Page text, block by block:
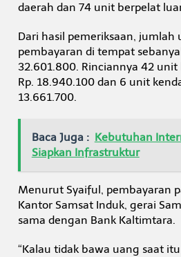
daerah dan 74 unit berpelat
Dari hasil pemeriksaan,
pembayaran di tempat
32.601.800. Rinciannya 42
Rp. 18.940.100 dan 6 unit
13.661.700.
Baca Juga : Kebutuhan
Siapkan Infrastruktur
Menurut Syaiful, pembayaran
Kantor Samsat Induk, gerai
sama dengan Bank Kaltimtara.
“Kalau tidak bawa uang saat